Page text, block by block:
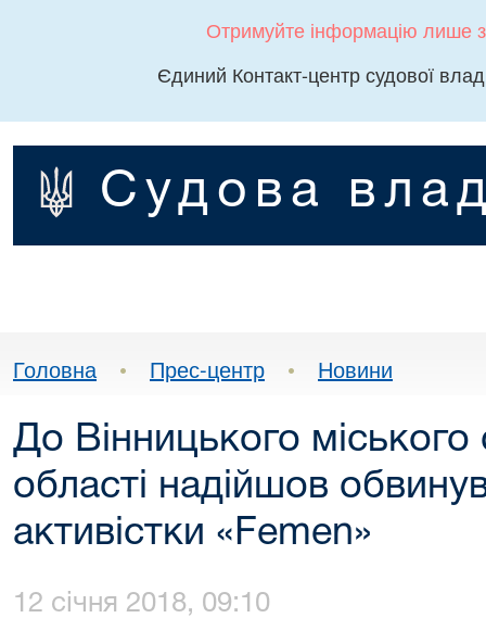
Отримуйте інформацію лише
Єдиний Контакт-центр судової
Судова
Головна • Прес-центр • Новини
До Вінницького міського
області надійшов
активістки «Femen»
12 січня 2018, 09:10